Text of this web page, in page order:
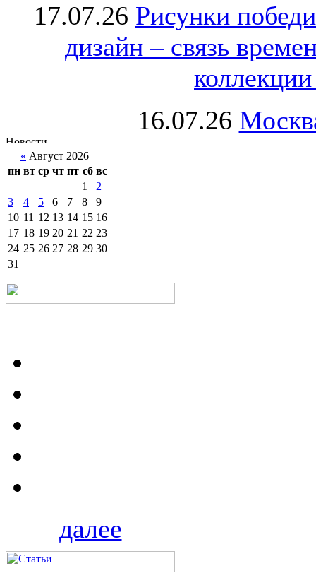
17.07.26 Рисунки
дизайн – связь
16.07.26
« Август 2026
пн вт ср чт пт сб вс
1
2
3
4 5 6 7 8
9
10 11 12 13 14 15 16
17 18 19 20 21 22 23
24 25 26 27 28 29 30
31
далее